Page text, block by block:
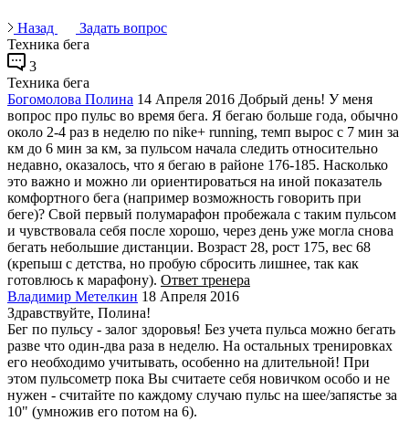
Назад
Задать вопрос
Техника бега
3
Техника бега
Богомолова Полина 14 Апреля 2016 Добрый день! У меня
вопрос про пульс во время бега. Я бегаю больше года, обычно
около 2-4 раз в неделю по nike+ running, темп вырос с 7 мин за
км до 6 мин за км, за пульсом начала следить относительно
недавно, оказалось, что я бегаю в районе 176-185. Насколько
это важно и можно ли ориентироваться на иной показатель
комфортного бега (например возможность говорить при
беге)? Свой первый полумарафон пробежала с таким пульсом
и чувствовала себя после хорошо, через день уже могла снова
бегать небольшие дистанции. Возраст 28, рост 175, вес 68
(крепыш с детства, но пробую сбросить лишнее, так как
готовлюсь к марафону). Ответ тренера
Владимир Метелкин 18 Апреля 2016
Здравствуйте, Полина!
Бег по пульсу - залог здоровья! Без учета пульса можно бегать
разве что один-два раза в неделю. На остальных тренировках
его необходимо учитывать, особенно на длительной! При
этом пульсометр пока Вы считаете себя новичком особо и не
нужен - считайте по каждому случаю пульс на шее/запястье за
10" (умножив его потом на 6).